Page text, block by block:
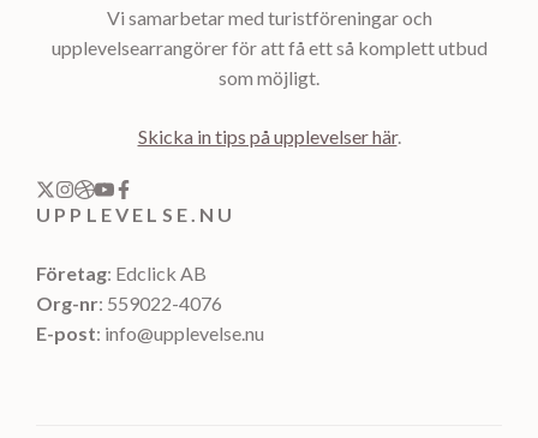
Vi samarbetar med turistföreningar och
upplevelsearrangörer för att få ett så komplett utbud
som möjligt.
Skicka in tips på upplevelser här.
UPPLEVELSE.NU
Företag: Edclick AB
Org-nr: 559022-4076
E-post: info@upplevelse.nu